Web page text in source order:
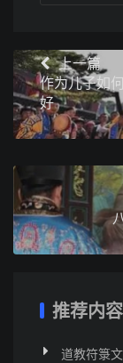
上一篇
作为儿子如
好
推荐内容
道教符箓